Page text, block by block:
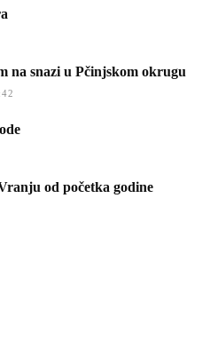
na snazi u Pčinjskom okrugu
od početka godine